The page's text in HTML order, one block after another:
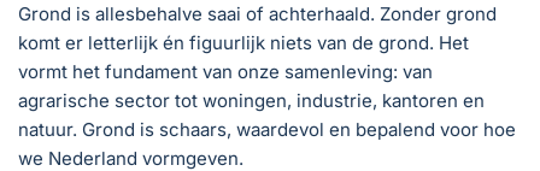
Grond is allesbehalve saai of achterhaald. Zonder grond
komt er letterlijk én figuurlijk niets van de grond. Het
vormt het fundament van onze samenleving: van
agrarische sector tot woningen, industrie, kantoren en
natuur. Grond is schaars, waardevol en bepalend voor hoe
we Nederland vormgeven.